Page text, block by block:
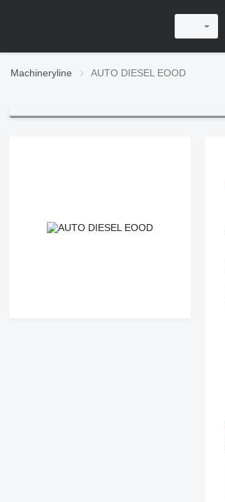
Machineryline AUTO DIESEL EOOD